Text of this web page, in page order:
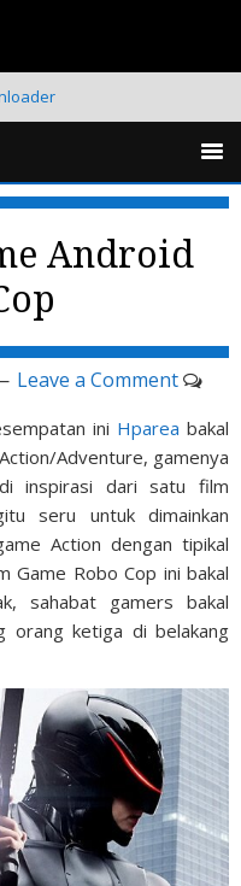
Android
Leave a Comment
ini Hparea bakal
Adventure, gamenya
inspirasi dari satu film
seru untuk dimainkan
Action dengan tipikal
Game Robo Cop ini bakal
sahabat gamers bakal
orang ketiga di belakang